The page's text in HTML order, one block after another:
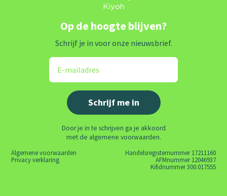
Op de hoogte blijven?
Schrijf je in voor onze nieuwsbrief.
Door je in te schrijven ga je akkoord
met de algemene voorwaarden.
Algemene voorwaarden
Privacy verklaring
Handelsregisternummer 17211160
AFMnummer 12046937
Kifidnummer 300.017555